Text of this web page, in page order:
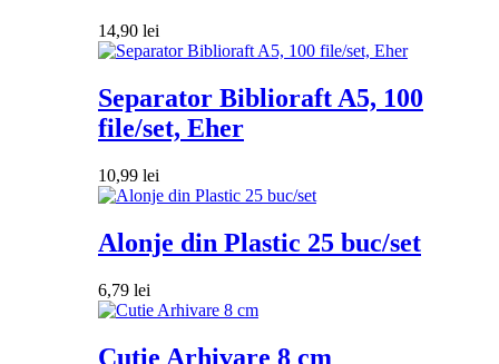
14,90 lei
Separator Biblioraft A5, 100
file/set, Eher
10,99 lei
Alonje din Plastic 25 buc/set
6,79 lei
Cutie Arhivare 8 cm